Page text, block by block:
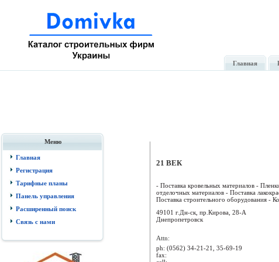
Главная
Меню
Главная
Регистрация
Тарифные планы
Панель управления
Расширенный поиск
Связь с нами
21 ВЕК
- Поставка кровельных материалов -
отделочных материалов - Поставка
Поставка строительного оборудования -
49101 г.Дн-ск, пр.Кирова, 28-А
Днепропетровск
Attn:
ph: (0562) 34-21-21, 35-69-19
fax: